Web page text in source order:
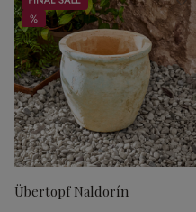
%
%
Übertopf Naldorín